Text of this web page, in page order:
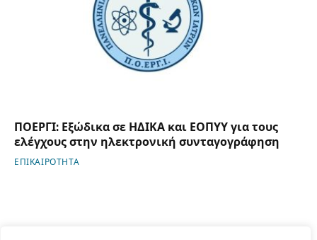
ΠΟΕΡΓΙ: Εξώδικα σε ΗΔΙΚΑ και ΕΟΠΥΥ για τους
ελέγχους στην ηλεκτρονική συνταγογράφηση
ΕΠΙΚΑΙΡΟΤΗΤΑ